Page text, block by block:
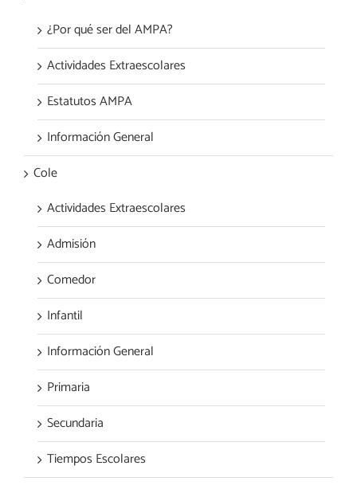
¿Por qué ser del AMPA?
Actividades Extraescolares
Estatutos AMPA
Información General
Cole
Actividades Extraescolares
Admisión
Comedor
Infantil
Información General
Primaria
Secundaria
Tiempos Escolares